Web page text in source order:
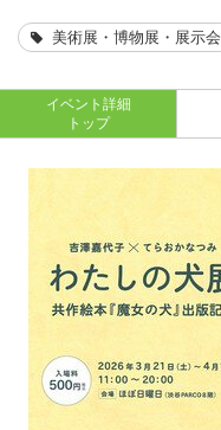
美術展・博物展・展示会
イベント詳細
トップ